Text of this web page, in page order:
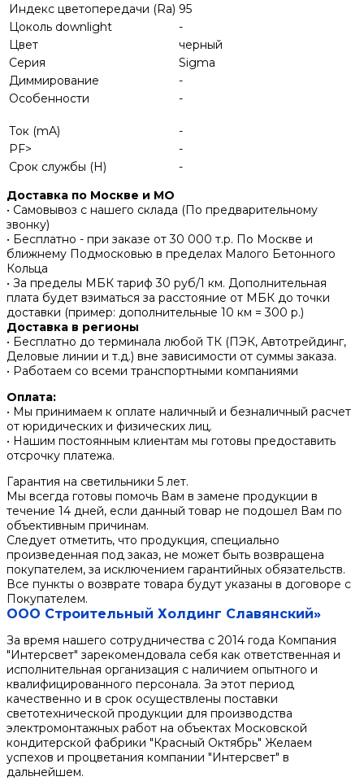
Индекс цветопередачи (Ra) 95
Цоколь downlight
-
Цвет
черный
Серия
Sigma
Диммирование
-
Особенности
-
Ток (mA)
-
PF>
-
Срок службы (H)
-
Доставка по Москве и МО
• Самовывоз с нашего склада (По предварительному
звонку)
• Бесплатно - при заказе от 30 000 т.р. По Москве и
ближнему Подмосковью в пределах Малого Бетонного
Кольца
• За пределы МБК тариф 30 руб/1 км. Дополнительная
плата будет взиматься за расстояние от МБК до точки
доставки (пример: дополнительные 10 км = 300 р.)
Доставка в регионы
• Бесплатно до терминала любой ТК (ПЭК, Автотрейдинг,
Деловые линии и т.д.) вне зависимости от суммы заказа.
• Работаем со всеми транспортными компаниями
Оплата:
• Мы принимаем к оплате наличный и безналичный расчет
от юридических и физических лиц.
• Нашим постоянным клиентам мы готовы предоставить
отсрочку платежа.
Гарантия на светильники 5 лет.
Мы всегда готовы помочь Вам в замене продукции в
течение 14 дней, если данный товар не подошел Вам по
объективным причинам.
Следует отметить, что продукция, специально
произведенная под заказ, не может быть возвращена
покупателем, за исключением гарантийных обязательств.
Все пункты о возврате товара будут указаны в договоре с
Покупателем.
ООО Строительный Холдинг Славянский»
За время нашего сотрудничества с 2014 года Компания
"Интерсвет" зарекомендовала себя как ответственная и
исполнительная организация с наличием опытного и
квалифицированного персонала. За этот период
качественно и в срок осуществлены поставки
светотехнической продукции для производства
электромонтажных работ на объектах Московской
кондитерской фабрики "Красный Октябрь" Желаем
успехов и процветания компании "Интерсвет" в
дальнейшем.